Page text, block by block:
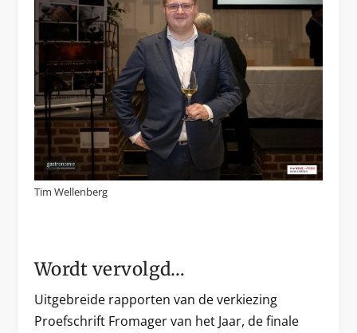
Tim Wellenberg
Wordt vervolgd…
Uitgebreide rapporten van de verkiezing
Proefschrift Fromager van het Jaar, de finale